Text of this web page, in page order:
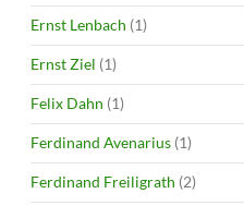
Ernst Lenbach (1)
Ernst Ziel (1)
Felix Dahn (1)
Ferdinand Avenarius (1)
Ferdinand Freiligrath (2)